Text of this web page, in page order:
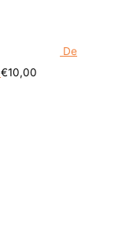
De
€10,00